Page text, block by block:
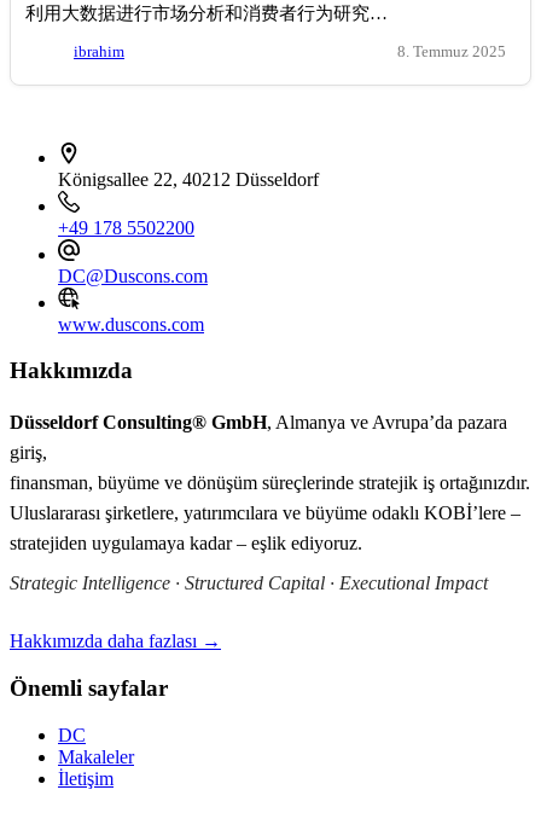
利用大数据进行市场分析和消费者行为研究…
ibrahim 8. Temmuz 2025
Königsallee 22, 40212 Düsseldorf
+49 178 5502200
DC@Duscons.com
www.duscons.com
Hakkımızda
Düsseldorf Consulting® GmbH, Almanya ve Avrupa’da pazara
giriş,
finansman, büyüme ve dönüşüm süreçlerinde stratejik iş ortağınızdır.
Uluslararası şirketlere, yatırımcılara ve büyüme odaklı KOBİ’lere –
stratejiden uygulamaya kadar – eşlik ediyoruz.
Strategic Intelligence · Structured Capital · Executional Impact
Hakkımızda daha fazlası →
Önemli sayfalar
DC
Makaleler
İletişim